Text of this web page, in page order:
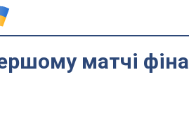
матчі